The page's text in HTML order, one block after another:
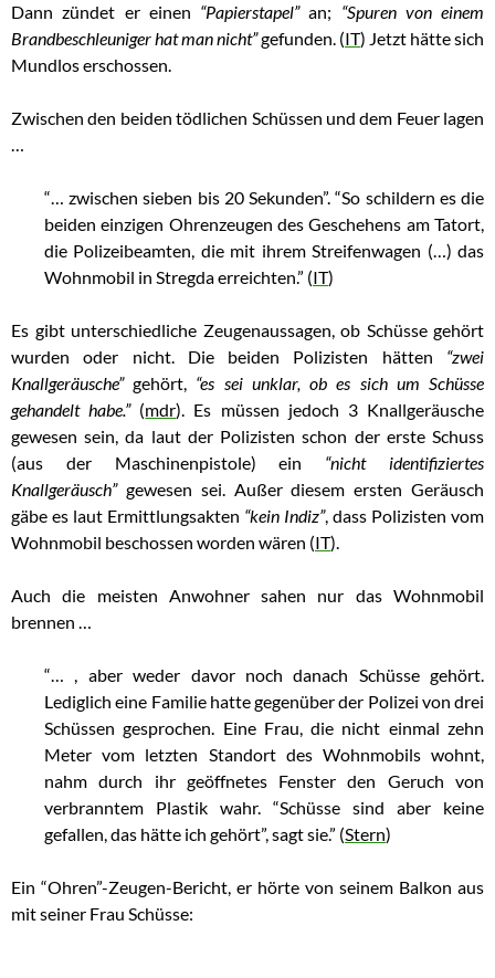
Dann zündet er einen “Papierstapel”an; “Spuren von einem
Brandbeschleuniger hat man nicht”gefunden. (IT) Jetzt hätte sich
Mundlos erschossen.
Zwischen den beiden tödlichen Schüssen und dem Feuer lagen
…
“… zwischen sieben bis 20 Sekunden”. “So schildern es die
beiden einzigen Ohrenzeugen des Geschehens am Tatort,
die Polizeibeamten, die mit ihrem Streifenwagen (…) das
Wohnmobil in Stregda erreichten.” (IT)
Es gibt unterschiedliche Zeugenaussagen, ob Schüsse gehört
wurden oder nicht. Die beiden Polizisten hätten “zwei
Knallgeräusche”gehört, “es sei unklar, ob es sich um Schüsse
gehandelt habe.”(mdr). Es müssen jedoch 3 Knallgeräusche
gewesen sein, da laut der Polizisten schon der erste Schuss
(aus der Maschinenpistole) ein “nicht identifiziertes
Knallgeräusch”gewesen sei. Außer diesem ersten Geräusch
gäbe es laut Ermittlungsakten “kein Indiz”, dass Polizisten vom
Wohnmobil beschossen worden wären (IT).
Auch die meisten Anwohner sahen nur das Wohnmobil
brennen …
“… , aber weder davor noch danach Schüsse gehört.
Lediglich eine Familie hatte gegenüber der Polizei von drei
Schüssen gesprochen. Eine Frau, die nicht einmal zehn
Meter vom letzten Standort des Wohnmobils wohnt,
nahm durch ihr geöffnetes Fenster den Geruch von
verbranntem Plastik wahr. “Schüsse sind aber keine
gefallen, das hätte ich gehört”, sagt sie.” (Stern)
Ein “Ohren”-Zeugen-Bericht, er hörte von seinem Balkon aus
mit seiner Frau Schüsse: